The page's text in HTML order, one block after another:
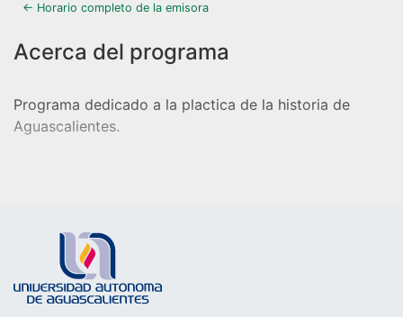
← Horario completo de la emisora
Programa dedicado a la plactica de la historia de
Aguascalientes.